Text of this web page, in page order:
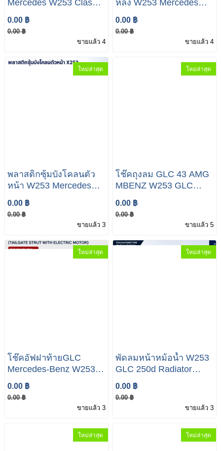
Mercedes W253 Class
885 05 22
0.00 ฿
0.00 ฿
ขายแล้ว 4
หลัง W253 Mercedes
250D A253 691 03 03
0.00 ฿
0.00 ฿
ขายแล้ว 4
ใหม่ล่าสุด
พลาสติกซุ้มบังโคลนตัว
หน้า W253 Mercedes
W253 Class GLC 200
250D A253 690 01 30
0.00 ฿
0.00 ฿
ขายแล้ว 3
ใหม่ล่าสุด
โช๊คถุงลม GLC 43 AMG
MBENZ W253 GLC
AMG FRONT AIR
SUSPENSION R:
A253320040180 L:
0.00 ฿
0.00 ฿
ขายแล้ว 5
ใหม่ล่าสุด
โช๊คอัฟฝาท้ายGLC
Mercedes-Benz W253
GLC2 50D A253 890 06
00
0.00 ฿
0.00 ฿
ขายแล้ว 3
ใหม่ล่าสุด
พัดลมหน้าหม้อน้ำ W253
GLC 250d Radiator
Cooling Fan
A0999061301
0.00 ฿
0.00 ฿
ขายแล้ว 3
ใหม่ล่าสุด ใหม่ล่าสุด